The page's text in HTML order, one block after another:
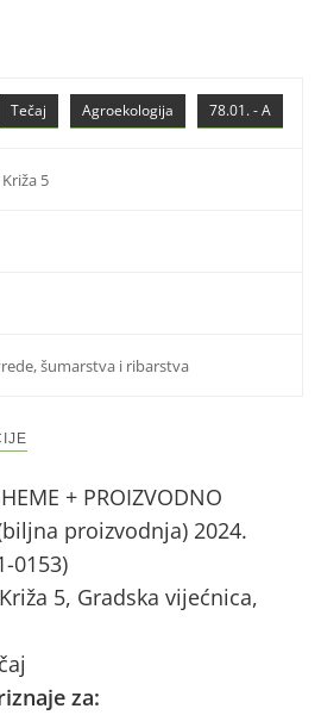
78.01. - A
Agroekologija
Tečaj
5
šumarstva i ribarstva
+ PROIZVODNO
(biljna proizvodnja) 2024.
0153)
5, Gradska vijećnica,
za: